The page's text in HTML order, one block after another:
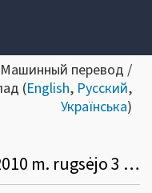
перевод /
(English, Русский,
Українська)
Dėl kolegialių institucijų 2010 m. rugsėjo 3 d. įsakymo Nr. VA-97/1B-553 pakeitimo